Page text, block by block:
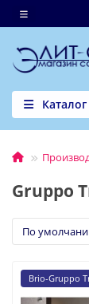
Каталог
Gruppo
Brio-Gruppo